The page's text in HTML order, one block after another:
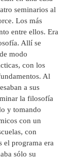
seminarios al
Los más
entre ellos. Era
Allí se
modo
con los
Al
a sus
la filosofía
y tomando
con un
con
el programa era
sólo su